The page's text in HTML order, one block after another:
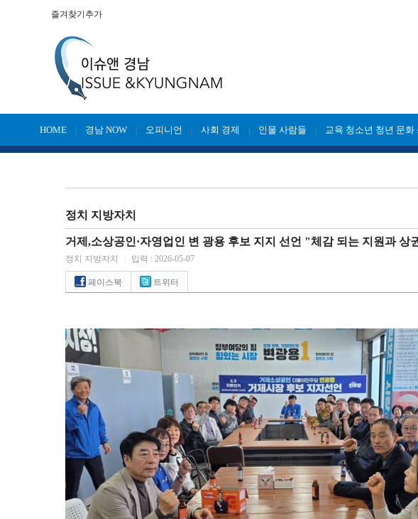
즐겨찾기추가
HOME 경남 NOW 오피니언 사회 경제 인물 사람들 교육 청소년 청년 문화
정치 지방자치
거제,소상공인·자영업인 변 광용 후보 지지 선언 "체감 되는 지원과 상
정치 지방자치 입력 : 2026-05-07
페이스북 트위터